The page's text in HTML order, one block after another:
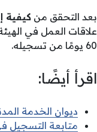
بعد التحقق من كيفية
علاقات العمل في
60 يومًا من تسجيله.
اقرأ أيضًا:
ديوان الخدمة
متابعة التسجيل في